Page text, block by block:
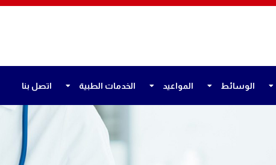
الوسائط المواعيد الخدمات الطبية اتصل بنا